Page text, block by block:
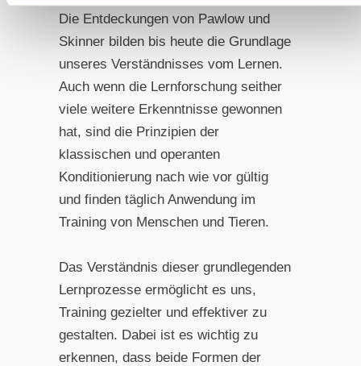
Die Entdeckungen von Pawlow und
Skinner bilden bis heute die Grundlage
unseres Verständnisses vom Lernen.
Auch wenn die Lernforschung seither
viele weitere Erkenntnisse gewonnen
hat, sind die Prinzipien der
klassischen und operanten
Konditionierung nach wie vor gültig
und finden täglich Anwendung im
Training von Menschen und Tieren.
Das Verständnis dieser grundlegenden
Lernprozesse ermöglicht es uns,
Training gezielter und effektiver zu
gestalten. Dabei ist es wichtig zu
erkennen, dass beide Formen der